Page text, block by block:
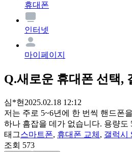
휴대폰
인터넷
마이페이지
Q.새로운 휴대폰 선택,
심*현 2025.02.18 12:12
저는 주로 5~6년에 한 번씩 핸드폰
하나 흠잡을 데가 없습니다. 용량
태그스마트폰, 휴대폰 교체 , 갤럭시
조회 573